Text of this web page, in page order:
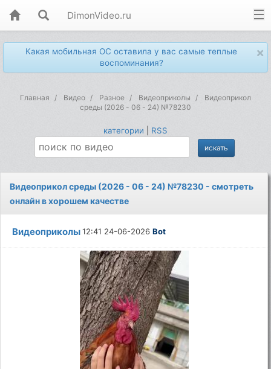
DimonVideo.ru
×
Какая мобильная ОС оставила у вас самые теплые
воспоминания?
Главная Видео Разное Видеоприколы
Видеоприкол
среды (2026 - 06 - 24) №78230
категории RSS
Видеоприкол среды (2026 - 06 - 24) №78230 - смотреть
онлайн в хорошем качестве
Видеоприколы12:41 24-06-2026Bot